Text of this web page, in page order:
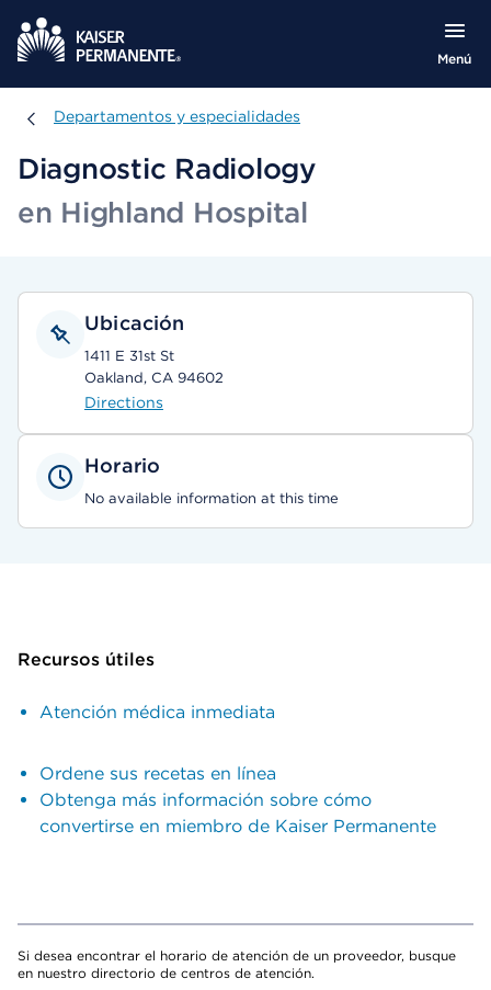
Menú
Departamentos y especialidades
Departamentos y especialidades
Diagnostic Radiology
en Highland Hospital
Ubicación
1411 E 31st St
Oakland, CA 94602
Directions
Horario
No available information at this time
Recursos útiles
Atención médica inmediata
Ordene sus recetas en línea
Obtenga más información sobre cómo
convertirse en miembro de Kaiser Permanente
Si desea encontrar el horario de atención de un proveedor, busque
en nuestro directorio de centros de atención.